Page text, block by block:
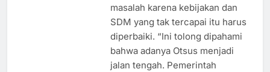
masalah karena kebijakan dan
SDM yang tak tercapai itu harus
diperbaiki. “Ini tolong dipahami
bahwa adanya Otsus menjadi
jalan tengah. Pemerintah